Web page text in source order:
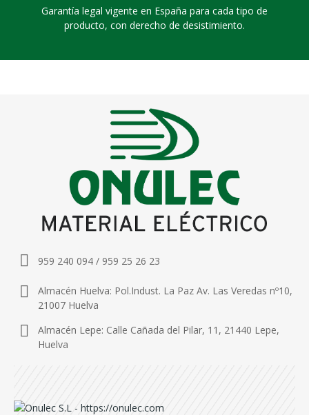
Garantía legal vigente en España para cada tipo de
producto, con derecho de desistimiento.
959 240 094 / 959 25 26 23
Almacén Huelva: Pol.Indust. La Paz Av. Las Veredas nº10,
21007 Huelva
Almacén Lepe: Calle Cañada del Pilar, 11, 21440 Lepe,
Huelva